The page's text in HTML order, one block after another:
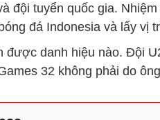
đội tuyển quốc gia.
đá Indonesia và lấy vị
được danh hiệu nào. Đội
32 không phải do